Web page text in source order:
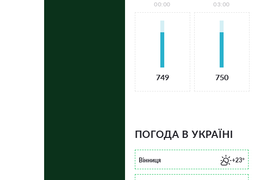
00:00
749
03:00
750
ПОГОДА В УКРАЇНІ
Вінниця +23°